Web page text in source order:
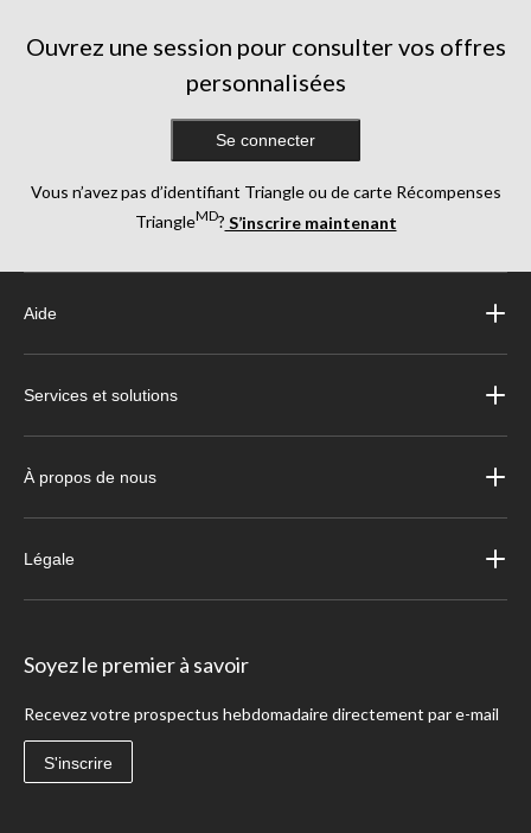
Ouvrez une session pour consulter vos offres
personnalisées
Se connecter
Vous n’avez pas d’identifiant Triangle ou de carte Récompenses
TriangleMD? S’inscrire maintenant
Aide
Services et solutions
À propos de nous
Légale
Soyez le premier à savoir
Recevez votre prospectus hebdomadaire directement par e-mail
S'inscrire